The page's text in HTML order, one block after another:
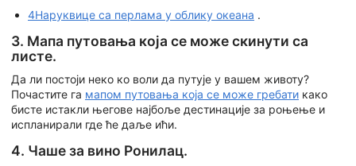
4Наруквице са перлама у облику океана .
3. Мапа путовања која се може скинути са
листе.
Да ли постоји неко ко воли да путује у вашем животу?
Почастите га мапом путовања која се може гребати како
бисте истакли његове најбоље дестинације за роњење и
испланирали где ће даље ићи.
4. Чаше за вино Ронилац.